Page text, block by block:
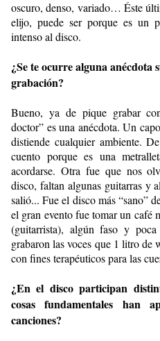
oscuro, denso, variado… Éste
elijo, puede ser porque es un
intenso al disco.
¿Se te ocurre alguna anécdota
grabación?
Bueno, ya de pique grabar
doctor” es una anécdota. Un
distiende cualquier ambiente.
cuento porque es una
acordarse. Otra fue que nos
disco, faltan algunas guitarras y
salió... Fue el disco más “sano”
el gran evento fue tomar un café
(guitarrista), algún faso y
grabaron las voces que 1 litro
con fines terapéuticos para las
¿En el disco participan
cosas fundamentales han
canciones?